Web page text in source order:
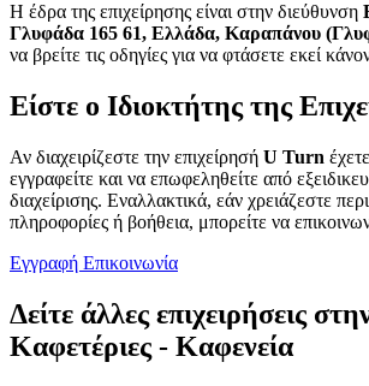
H έδρα της επιχείρησης είναι στην διεύθυνση
Γλυφάδα 165 61, Ελλάδα, Καραπάνου
να βρείτε τις οδηγίες για να φτάσετε εκεί
Είστε ο Ιδιοκτήτης της
Αν διαχειρίζεστε την επιχείρησή U Turn
εγγραφείτε και να επωφεληθείτε από
διαχείρισης. Εναλλακτικά, εάν χρειάζεστε
πληροφορίες ή βοήθεια, μπορείτε να
Εγγραφή Επικοινωνία
Δείτε άλλες επιχειρήσεις
Καφετέριες - Καφενεία